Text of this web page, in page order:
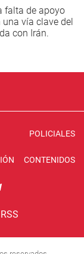
falta de apoyo
vía clave del
con Irán.
POLICIALES
CONTENIDOS
RSS